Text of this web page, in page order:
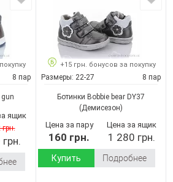
8 пар
ящик
+15 грн. бонусов за покупку
Размеры: 22-27 8 пар
Ботинки Bobbie bear DY37
(Демисезон)
Цена за пару
160 грн.
Цена за ящик
1 280 грн.
Купить Подробнее